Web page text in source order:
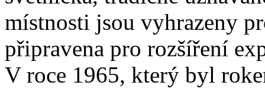
místnosti jsou vyhrazeny
připravena pro rozšíření
V roce 1965, který byl